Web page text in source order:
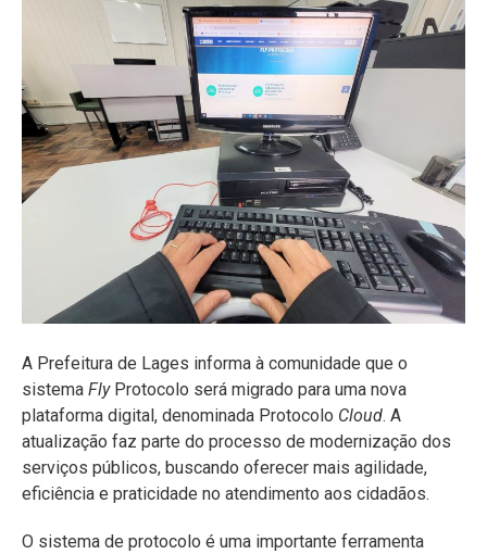
A Prefeitura de Lages informa à comunidade que o
sistema FlyProtocolo será migrado para uma nova
plataforma digital, denominada Protocolo Cloud. A
atualização faz parte do processo de modernização dos
serviços públicos, buscando oferecer mais agilidade,
eficiência e praticidade no atendimento aos cidadãos.
O sistema de protocolo é uma importante ferramenta